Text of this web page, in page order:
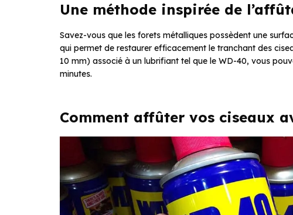
Une méthode inspirée de
Savez-vous que les forets métalliques possèdent une
qui permet de restaurer efficacement le tranchant des
10 mm) associé à un lubrifiant tel que le WD-40, vous
minutes.
Comment affûter vos ciseaux